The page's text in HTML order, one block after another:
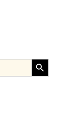
Search Button